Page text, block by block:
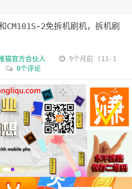
CM101S-2免拆机刷机，拆机刷
猫官方合伙人
9个月前 (11-1
0个评论